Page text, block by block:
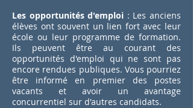
Les opportunités d'emploi : Les anciens
élèves ont souvent un lien fort avec leur
école ou leur programme de formation.
Ils peuvent être au courant des
opportunités d'emploi qui ne sont pas
encore rendues publiques. Vous pourriez
être informé en premier des postes
vacants et avoir un avantage
concurrentiel sur d'autres candidats.